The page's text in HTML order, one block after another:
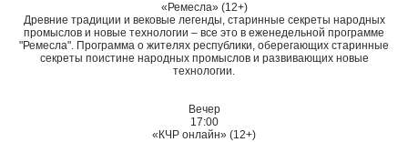
«Ремесла» (12+)
Древние традиции и вековые легенды, старинные секреты народных
промыслов и новые технологии – все это в еженедельной программе
"Ремесла". Программа о жителях республики, оберегающих старинные
секреты поистине народных промыслов и развивающих новые
технологии.
Вечер
17:00
«КЧР онлайн» (12+)